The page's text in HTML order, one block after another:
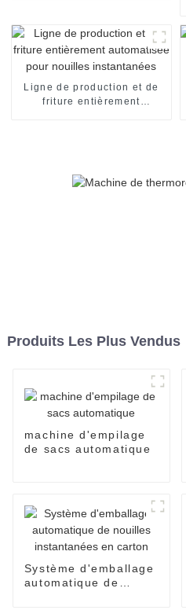
Ligne de production et de
friture entièrement
Produits Les Plus Vendus
machine d'empilage
de sacs automatique
Système d'emballage
automatique de